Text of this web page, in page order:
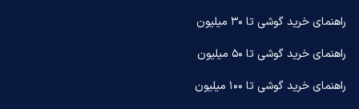
راهنمای خرید گوشی تا ۳۰ میلیون
راهنمای خرید گوشی تا ۵۰ میلیون
راهنمای خرید گوشی تا ۱۰۰ میلیون